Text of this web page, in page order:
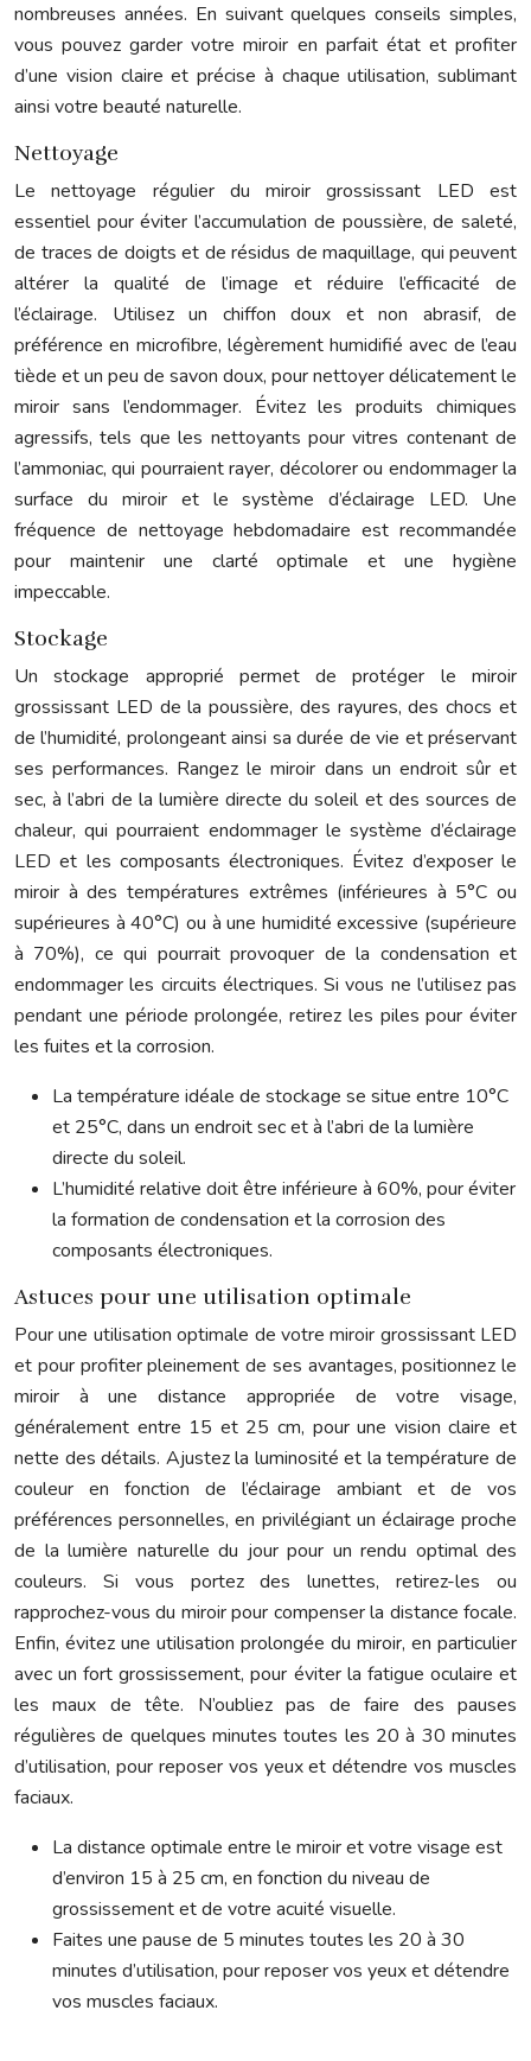
nombreuses années. En suivant quelques conseils simples,
vous pouvez garder votre miroir en parfait état et profiter
d’une vision claire et précise à chaque utilisation, sublimant
ainsi votre beauté naturelle.
Nettoyage
Le nettoyage régulier du miroir grossissant LED est
essentiel pour éviter l’accumulation de poussière, de saleté,
de traces de doigts et de résidus de maquillage, qui peuvent
altérer la qualité de l’image et réduire l’efficacité de
l’éclairage. Utilisez un chiffon doux et non abrasif, de
préférence en microfibre, légèrement humidifié avec de l’eau
tiède et un peu de savon doux, pour nettoyer délicatement le
miroir sans l’endommager. Évitez les produits chimiques
agressifs, tels que les nettoyants pour vitres contenant de
l’ammoniac, qui pourraient rayer, décolorer ou endommager la
surface du miroir et le système d’éclairage LED. Une
fréquence de nettoyage hebdomadaire est recommandée
pour maintenir une clarté optimale et une hygiène
impeccable.
Stockage
Un stockage approprié permet de protéger le miroir
grossissant LED de la poussière, des rayures, des chocs et
de l’humidité, prolongeant ainsi sa durée de vie et préservant
ses performances. Rangez le miroir dans un endroit sûr et
sec, à l’abri de la lumière directe du soleil et des sources de
chaleur, qui pourraient endommager le système d’éclairage
LED et les composants électroniques. Évitez d’exposer le
miroir à des températures extrêmes (inférieures à 5°C ou
supérieures à 40°C) ou à une humidité excessive (supérieure
à 70%), ce qui pourrait provoquer de la condensation et
endommager les circuits électriques. Si vous ne l’utilisez pas
pendant une période prolongée, retirez les piles pour éviter
les fuites et la corrosion.
La température idéale de stockage se situe entre 10°C
et 25°C, dans un endroit sec et à l’abri de la lumière
directe du soleil.
L’humidité relative doit être inférieure à 60%, pour éviter
la formation de condensation et la corrosion des
composants électroniques.
Astuces pour une utilisation optimale
Pour une utilisation optimale de votre miroir grossissant LED
et pour profiter pleinement de ses avantages, positionnez le
miroir à une distance appropriée de votre visage,
généralement entre 15 et 25 cm, pour une vision claire et
nette des détails. Ajustez la luminosité et la température de
couleur en fonction de l’éclairage ambiant et de vos
préférences personnelles, en privilégiant un éclairage proche
de la lumière naturelle du jour pour un rendu optimal des
couleurs. Si vous portez des lunettes, retirez-les ou
rapprochez-vous du miroir pour compenser la distance focale.
Enfin, évitez une utilisation prolongée du miroir, en particulier
avec un fort grossissement, pour éviter la fatigue oculaire et
les maux de tête. N’oubliez pas de faire des pauses
régulières de quelques minutes toutes les 20 à 30 minutes
d’utilisation, pour reposer vos yeux et détendre vos muscles
faciaux.
La distance optimale entre le miroir et votre visage est
d’environ 15 à 25 cm, en fonction du niveau de
grossissement et de votre acuité visuelle.
Faites une pause de 5 minutes toutes les 20 à 30
minutes d’utilisation, pour reposer vos yeux et détendre
vos muscles faciaux.